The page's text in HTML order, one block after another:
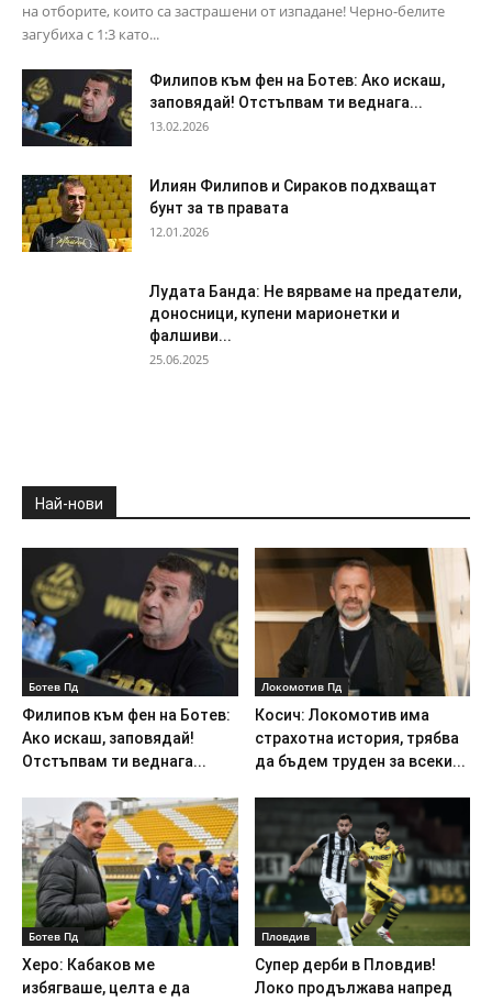
на отборите, които са застрашени от изпадане! Черно-белите
загубиха с 1:3 като...
Филипов към фен на Ботев: Ако искаш,
заповядай! Отстъпвам ти веднага...
13.02.2026
Илиян Филипов и Сираков подхващат
бунт за тв правата
12.01.2026
Лудата Банда: Не вярваме на предатели,
доносници, купени марионетки и
фалшиви...
25.06.2025
Най-нови
Ботев Пд
Филипов към фен на Ботев:
Ако искаш, заповядай!
Отстъпвам ти веднага...
Локомотив Пд
Косич: Локомотив има
страхотна история, трябва
да бъдем труден за всеки...
Ботев Пд
Херо: Кабаков ме
избягваше, целта е да
Пловдив
Супер дерби в Пловдив!
Локо продължава напред